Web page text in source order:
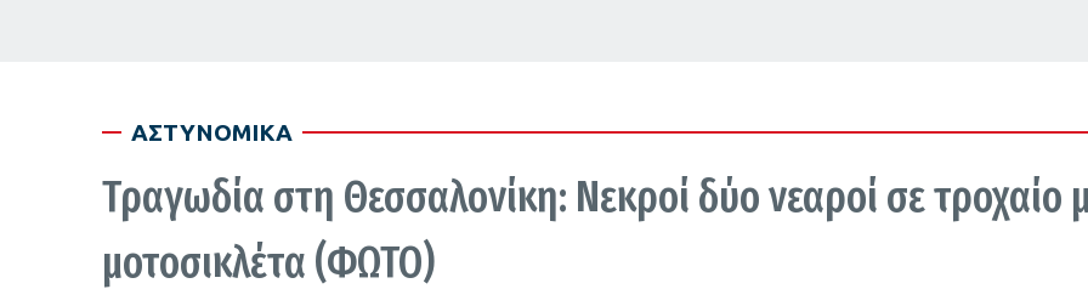
ΑΣΤΥΝΟΜΙΚΑ
Τραγωδία στη Θεσσαλονίκη: Νεκροί δύο νεαροί σε τροχαίο
μοτοσικλέτα (ΦΩΤΟ)